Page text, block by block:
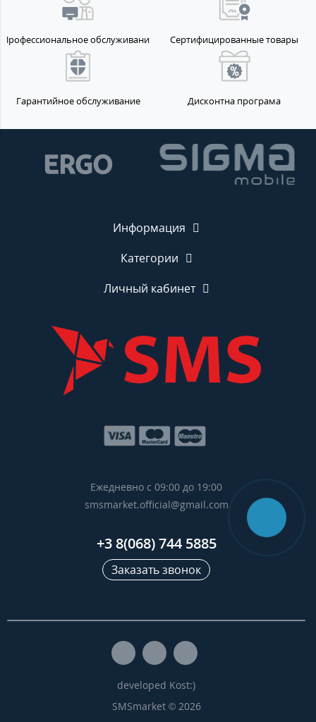
Профессиональное обслуживание Сертифицированные товары
Гарантийное обслуживание Дисконтна програма
Информация
Категории
Личный кабинет
Ежедневно с 09:00 до 19:00
smsmarket.official@gmail.com
+3 8(068) 744 5885
Заказать звонок
SMSmarket © 2026
developed Kost:)